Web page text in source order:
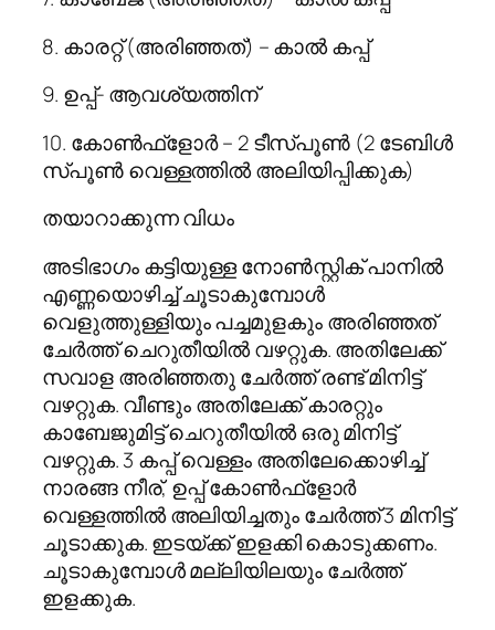
8. കാരറ്റ് (അരിഞ്ഞത്) – കാല്‍ കപ്പ്
9. ഉപ്പ്- ആവശ്യത്തിന്
10. കോണ്‍ഫ്‌ളോര്‍ – 2 ടീസ്പൂണ്‍ (2 ടേബിള്‍
സ്പൂണ്‍ വെള്ളത്തില്‍ അലിയിപ്പിക്കുക)
തയാറാക്കുന്ന വിധം
അടിഭാഗം കട്ടിയുള്ള നോണ്‍സ്റ്റിക് പാനില്‍
എണ്ണയൊഴിച്ച് ചൂടാകുമ്പോള്‍
വെളുത്തുള്ളിയും പച്ചമുളകും അരിഞ്ഞത്
ചേര്‍ത്ത് ചെറുതീയില്‍ വഴറ്റുക. അതിലേക്ക്
സവാള അരിഞ്ഞതു ചേര്‍ത്ത് രണ്ട് മിനിട്ട്
വഴറ്റുക. വീണ്ടും അതിലേക്ക് കാരറ്റും
കാബേജുമിട്ട് ചെറുതീയില്‍ ഒരു മിനിട്ട്
വഴറ്റുക. 3 കപ്പ് വെള്ളം അതിലേക്കൊഴിച്ച്
നാരങ്ങ നീര്, ഉപ്പ് കോണ്‍ഫ്‌ളോര്‍
വെള്ളത്തില്‍ അലിയിച്ചതും ചേര്‍ത്ത് 3 മിനിട്ട്
ചൂടാക്കുക. ഇടയ്ക്ക് ഇളക്കി കൊടുക്കണം.
ചൂടാകുമ്പോള്‍ മല്ലിയിലയും ചേര്‍ത്ത്
ഇളക്കുക.